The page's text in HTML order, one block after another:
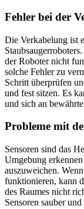
Fehler bei der
Die Verkabelung ist
der Roboter nicht
solche Fehler zu
Schritt überprüfen
und fest sitzen. Es
und sich an
Probleme mit
Sensoren sind das
Umgebung
auszuweichen.
funktionieren, kann
des Raumes nicht
Sensoren sauber